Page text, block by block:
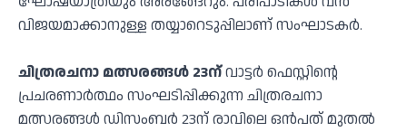
വിജയമാക്കാനുള്ള തയ്യാറെടുപ്പിലാണ് സംഘാടകർ.
ചിത്രരചനാ മത്സരങ്ങള്‍ 23ന്വാട്ടര്‍ ഫെസ്റ്റിന്റെ
പ്രചരണാര്‍ത്ഥം സംഘടിപ്പിക്കുന്ന ചിത്രരചനാ
മത്സരങ്ങള്‍ ഡിസംബര്‍ 23ന് രാവിലെ ഒന്‍പത് മുതല്‍